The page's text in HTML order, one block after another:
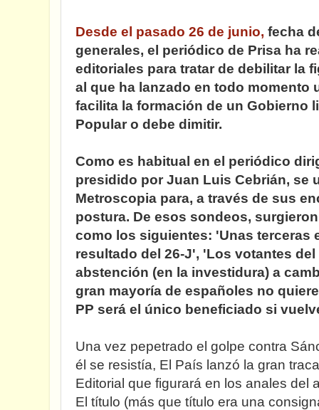
Desde el pasado 26 de junio, fecha
generales, el periódico de Prisa ha
editoriales para tratar de debilitar la
al que ha lanzado en todo momento
facilita la formación de un Gobierno
Popular o debe dimitir.
Como es habitual en el periódico
presidido por Juan Luis Cebrián, se
Metroscopia para, a través de sus
postura. De esos sondeos,
como los siguientes: 'Unas terceras
resultado del 26-J', 'Los votantes del
abstención (en la investidura) a
gran mayoría de españoles no
PP será el único beneficiado si
Una vez pepetrado el golpe contra
él se resistía, El País lanzó la gran
Editorial que figurará en los anales del
El título (más que título era una